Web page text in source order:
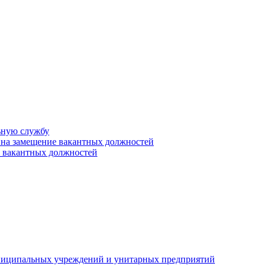
службу
замещение вакантных должностей
вакантных должностей
учреждений и унитарных предприятий